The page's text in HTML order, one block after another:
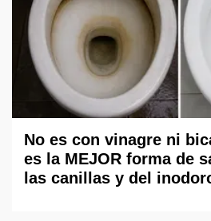
No es con vinagre ni
es la MEJOR forma de
las canillas y del